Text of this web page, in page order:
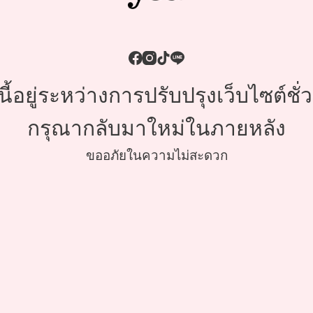
ยู่ระหว่างการปรับปรุงเว็บไซต์ชั่
กรุณากลับมาใหม่ในภายหลัง
ขออภัยในความไม่สะดวก